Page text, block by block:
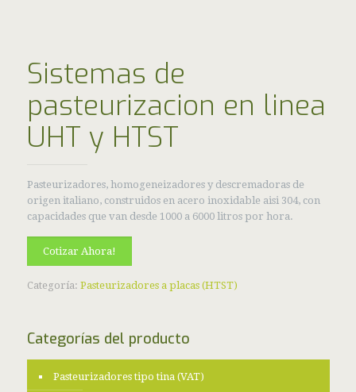
Sistemas de
pasteurizacion en linea
UHT y HTST
Pasteurizadores, homogeneizadores y descremadoras de
origen italiano, construidos en acero inoxidable aisi 304, con
capacidades que van desde 1000 a 6000 litros por hora.
Cotizar Ahora!
Categoría: Pasteurizadores a placas (HTST)
Categorías del producto
Pasteurizadores tipo tina (VAT)